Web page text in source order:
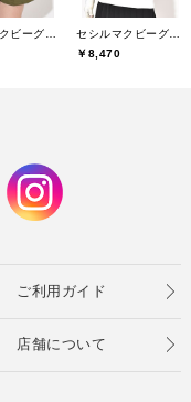
￥8,470
ご利用ガイド
店舗について